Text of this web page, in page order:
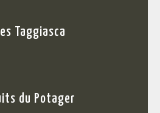
Taggiasca
du Potager